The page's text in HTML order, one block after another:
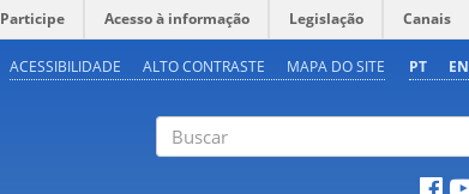
Participe Acesso à informação Legislação Canais
PT EN
ACESSIBILIDADE ALTO CONTRASTE MAPA DO SITE